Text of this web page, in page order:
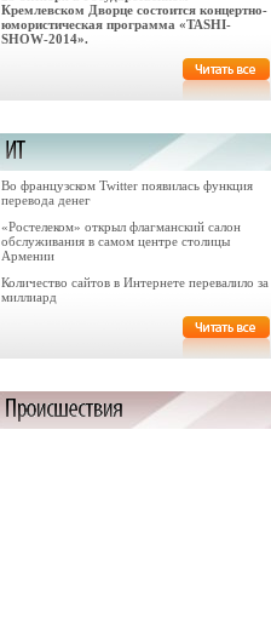
Кремлевском Дворце состоится концертно-
юмористическая программа «TASHI-
SHOW-2014».
Во французском Twitter появилась функция
перевода денег
«Ростелеком» открыл флагманский салон
обслуживания в самом центре столицы
Армении
Количество сайтов в Интернете перевалило за
миллиард